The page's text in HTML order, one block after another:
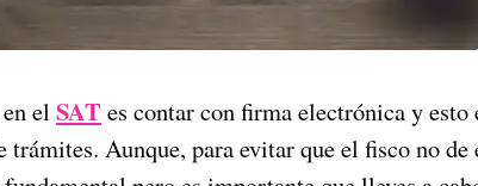
el SAT es contar con firma electrónica y esto
trámites. Aunque, para evitar que el fisco no de